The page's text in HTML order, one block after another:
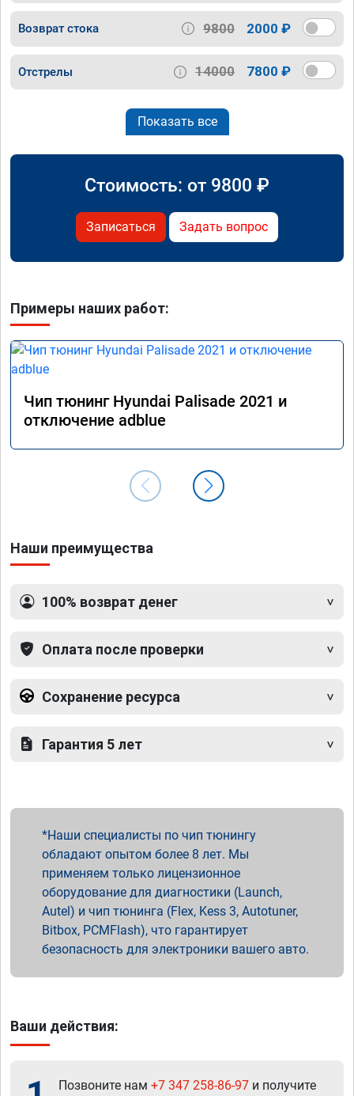
Возврат стока 9800 2000 ₽
Отстрелы 14000 7800 ₽
Показать все
Стоимость: от 9800 ₽
Записаться Задать вопрос
Примеры наших работ:
Чип тюнинг Hyundai Palisade 2021 и
отключение adblue
Наши преимущества
100% возврат денег
Оплата после проверки
Сохранение ресурса
Гарантия 5 лет
Наши специалисты по чип тюнингу
обладают опытом более 8 лет. Мы
применяем только лицензионное
оборудование для диагностики (Launch,
Autel) и чип тюнинга (Flex, Kess 3, Autotuner,
Bitbox, PCMFlash), что гарантирует
безопасность для электроники вашего авто.
Ваши действия:
Позвоните нам +7 347 258-86-97 и получите